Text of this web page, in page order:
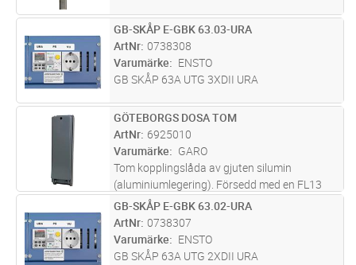
ST Lägg i kundvagn
GB-SKÅP E-GBK 63.03-URA
ArtNr 0738308
Varumärke
ENSTO
GB SKÅP 63A UTG 3XDII URA
ST Lägg i kundvagn
GÖTEBORGS DOSA TOM
ArtNr 6925010
Varumärke
GARO
Tom kopplingslåda av gjuten silumin
(aluminiumlegering). Försedd med en FL13
upp, ovalt hål ned (95x31) Lucka med
gångjärn i nederkant och låes med skruv (M8)
i ovankant. I ryggen finns det två hå
ST Lägg i kundvagn
GB-SKÅP E-GBK 63.02-URA
ArtNr 0738307
Varumärke
ENSTO
GB SKÅP 63A UTG 2XDII URA